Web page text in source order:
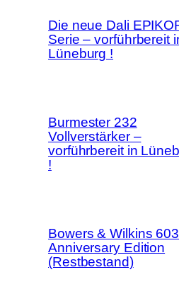
Die neue Dali
Serie – vorführbereit
Lüneburg !
Burmester 232
Vollverstärker –
vorführbereit in
!
Bowers & Wilkins
Anniversary Edition
(Restbestand)